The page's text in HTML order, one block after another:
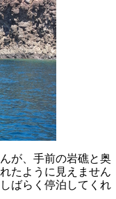
が、手前の岩礁と奥
たように見えません
ばらく停泊してくれ